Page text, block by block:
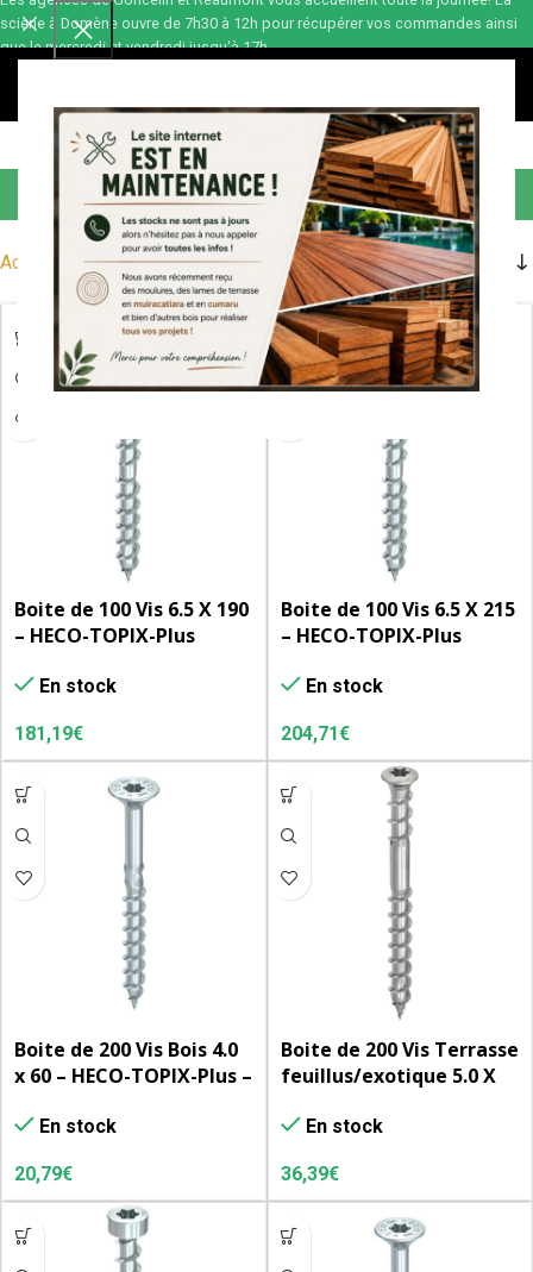
Accessoires
Accueil Accessoires
Boite de 100 Vis 6.5 X 190
– HECO-TOPIX-Plus
cylindrique, T-Drive, filet
En stock
181,19€
Boite de 100 Vis 6.5 X 215
– HECO-TOPIX-Plus
cylindrique, T-Drive, filet
En stock
204,71€
Boite de 200 Vis Bois 4.0
x 60 – HECO-TOPIX-Plus –
fraisage
En stock
20,79€
Boite de 200 Vis Terrasse
feuillus/exotique 5.0 X
En stock
36,39€
scierie à Domène ouvre de 7h30 à 12h pour récupérer vos commandes ainsi
que le mercredi et vendredi jusqu'à 17h.